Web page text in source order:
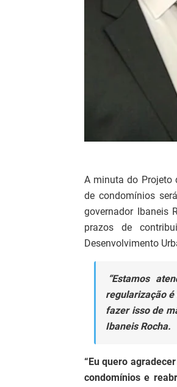
A minuta do Projeto
de condomínios
governador Ibaneis
prazos de
Desenvolvimento
“Estamos
regularização
fazer isso de
Ibaneis Rocha.
“Eu quero
condomínios e